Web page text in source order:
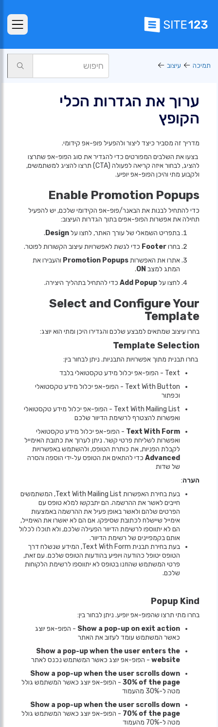
תמיכה עיצוב
ערוך את הגדרות הכלי
הקופץ
מדריך זה מסביר כיצד ליצור ולהפעיל פופ-אפ קידומי.
בצעו את השלבים המפורטים כדי להגדיר את סוג הפופ-אפ שתרצו
להציג, לבחור איזה קריאה לפעולה (CTA) תרצו להציג למשתמשים,
ולקבוע מתי והיכן הפופ-אפ יופיע.
Enable Promotion Popups
כדי להתחיל לבנות את הבאנר/פופ-אפ הקידומי שלכם, יש להפעיל
תחילה את אפשרות הפופ-אפים בתוך הגדרות העיצוב:
בתפריט השמאלי של עורך האתר, לחצו עלDesign
.
בחרוFooter כדי לגשת לאפשרויות עיצוב הקשורות לפוטר.
אתרו את האפשרותPromotion Popups והעבירו את
המתג למצב ON
.
לחצו עלAdd Popup כדי להתחיל בתהליך היצירה.
Select and Configure Your
Template
בחרו עיצוב שמתאים למבצע שלכם והגדירו היכן ומתי הוא יוצג:
Template Selection
בחרו תבנית מתוך אפשרויות התבניות. ניתן לבחור בין:
Text - הפופ-אפ יכלול מידע טקסטואלי בלבד
Text With Button - הפופ-אפ יכלול מידע טקסטואלי
וכפתור
Text With Mailing List - הפופ-אפ יכלול מידע טקסטואלי
ואפשרות להצטרף לרשימת הדיוור שלכם
Text With Form - הפופ-אפ יכלול מידע טקסטואלי
ואפשרות לשליחת פרטי קשר. ניתן לערוך את כתובת האימייל
לקבלת הפניות, את כותרת הטופס, ולהשתמש באפשרויות
Advanced כדי להתאים את הטופס על‑ידי הוספה והסרה
של שדות
הערה:
בעת בחירת האפשרות Text With Mailing List, המשתמשים
חייבים לאשר את ההרשמה. הם יתבקשו למלא טופס עם
הפרטים שלהם ולאשר באופן פעיל את ההרשמה באמצעות
אימייל שיישלח לכתובת שסיפקו. אם הם לא יאשרו את האימייל,
הם לא יתווספו לרשימת הדיוור הפעילה שלכם, ולא תוכלו לכלול
אותם בקמפיינים של רשימת הדיוור.
בעת בחירת תבנית Text With Form, המידע שנשלח דרך
הטופס יטופל כהודעה ויופיע בהודעות הטופס שלכם. עם זאת,
פרטי המשתמש שהוזנו בטופס לא יתווספו לרשימת הלקוחות
שלכם.
Popup Kind
בחרו מתי תרצו שהפופ-אפ יופיע. ניתן לבחור בין:
Show a pop-up on exit action - הפופ-אפ יוצג
כאשר המשתמש עומד לעזוב את האתר
Show a pop-up when the user enters the
website - הפופ-אפ יוצג כאשר המשתמש נכנס לאתר
Show a pop-up when the user scrolls down
30% of the page - הפופ-אפ יוצג כאשר המשתמש גולל
מטה ל-30% מהעמוד
Show a pop-up when the user scrolls down
70% of the page - הפופ-אפ יוצג כאשר המשתמש גולל
מטה ל-70% מהעמוד